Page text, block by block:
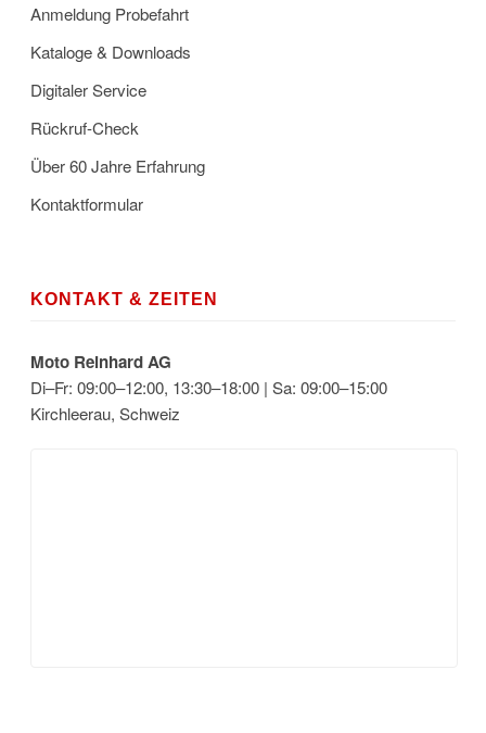
Anmeldung Probefahrt
Kataloge & Downloads
Digitaler Service
Rückruf-Check
Über 60 Jahre Erfahrung
Kontaktformular
KONTAKT & ZEITEN
Moto Reinhard AG
Di–Fr: 09:00–12:00, 13:30–18:00 | Sa: 09:00–15:00
Kirchleerau, Schweiz